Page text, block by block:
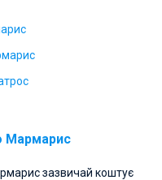
Мармарис
зазвичай коштує